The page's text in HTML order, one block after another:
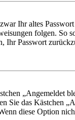
Ihr altes
folgen. So
Ihr Passwort
„Angemeldet
Sie das Kästchen
diese Option